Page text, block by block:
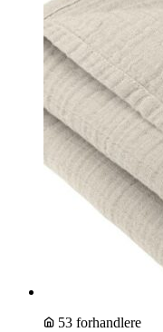
53 forhandlere